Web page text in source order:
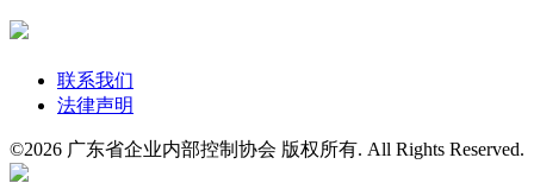
联系我们
法律声明
©2026 广东省企业内部控制协会 版权所有. All Rights